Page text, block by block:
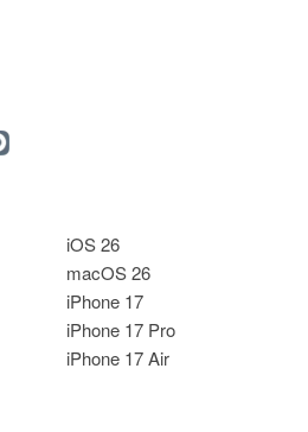
iOS 26
macOS 26
iPhone 17
iPhone 17 Pro
iPhone 17 Air